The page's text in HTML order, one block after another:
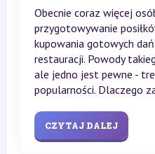
Obecnie coraz więcej
przygotowywanie
kupowania gotowych
restauracji. Powody
ale jedno jest pewne -
popularności. Dlaczego
CZYTAJ DALEJ